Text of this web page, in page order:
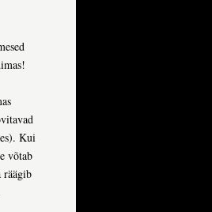
Kui
võtab
räägib